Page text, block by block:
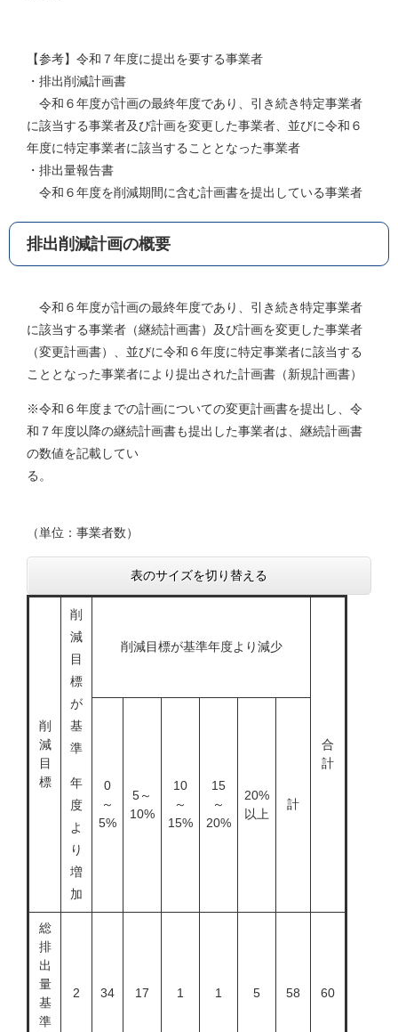
【参考】令和７年度に提出を要する事業者
・排出削減計画書
令和６年度が計画の最終年度であり、引き続き特定事業者
に該当する事業者及び計画を変更した事業者、並びに令和６
年度に特定事業者に該当することとなった事業者
・排出量報告書
令和６年度を削減期間に含む計画書を提出している事業者
排出削減計画の概要
令和６年度が計画の最終年度であり、引き続き特定事業者
に該当する事業者（継続計画書）及び計画を変更した事業者
（変更計画書）、並びに令和６年度に特定事業者に該当する
こととなった事業者により提出された計画書（新規計画書）
※令和６年度までの計画についての変更計画書を提出し、令
和７年度以降の継続計画書も提出した事業者は、継続計画書
の数値を記載してい
る
（単位：事業者数）
表のサイズを切り替える
削
減
目
標
削
減
目
標
が
基
準
年
度
よ
り
増
加
削減目標が基準年度より減少
合
計
0
～
5%
5～
10%
10
～
15%
15
～
20%
20%
以上
計
総
排
出
量
基
準
2 34 17 1 1 5 58 60